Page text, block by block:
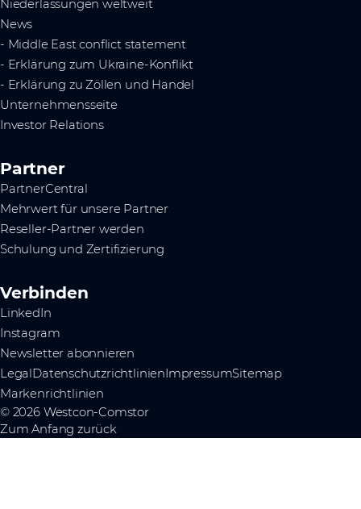
Niederlassungen weltweit
News
- Middle East conflict statement
- Erklärung zum Ukraine-Konflikt
- Erklärung zu Zöllen und Handel
Unternehmensseite
Investor Relations
Partner
PartnerCentral
Mehrwert für unsere Partner
Reseller-Partner werden
Schulung und Zertifizierung
Verbinden
LinkedIn
Instagram
Newsletter abonnieren
LegalDatenschutzrichtlinienImpressumSitemap
Markenrichtlinien
© 2026 Westcon-Comstor
Zum Anfang zurück